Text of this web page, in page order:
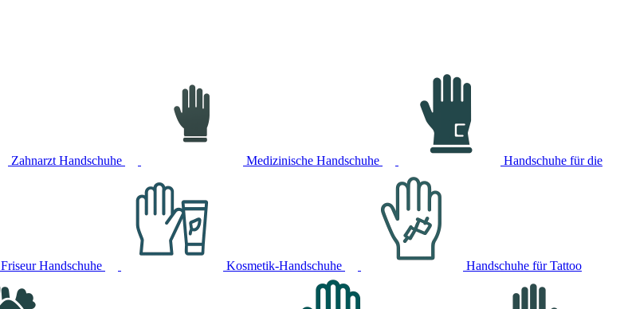
Zahnarzt Handschuhe Medizinische Handschuhe Handschuhe für die
Friseur Handschuhe Kosmetik-Handschuhe Handschuhe für Tattoo